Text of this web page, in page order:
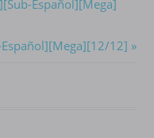
Español][Mega]
12]